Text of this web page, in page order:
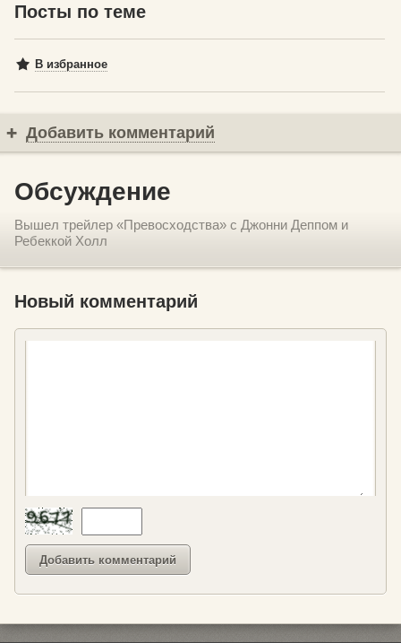
Посты по теме
В избранное
Добавить комментарий
Обсуждение
Вышел трейлер «Превосходства» с Джонни Деппом и
Ребеккой Холл
Новый комментарий